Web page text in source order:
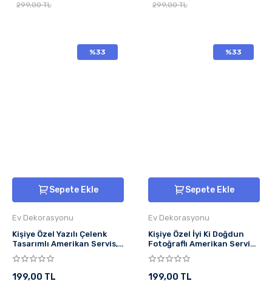
299,00 TL 299,00 TL
%33
Sepete Ekle
Ev Dekorasyonu
Kişiye Özel Yazılı Çelenk
Tasarımlı Amerikan Servis,
Tabak Altlığı & Ev Hediyesi,
2 Adet
199,00 TL
%33
Sepete Ekle
Ev Dekorasyonu
Kişiye Özel İyi Ki Doğdun
Fotoğraflı Amerikan Servis,
Tabak Altlığı & Ev Hediyesi,
2 Adet
199,00 TL